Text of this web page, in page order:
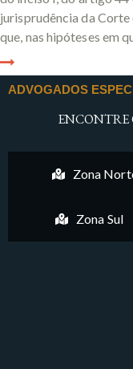
jurisprudência da
que, nas hipóteses em
ADVOGADOS
ENCONTRE
Zona
Zona Sul